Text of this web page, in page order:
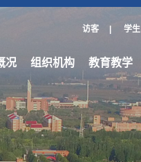
访客 学生
况 组织机构 教育教学